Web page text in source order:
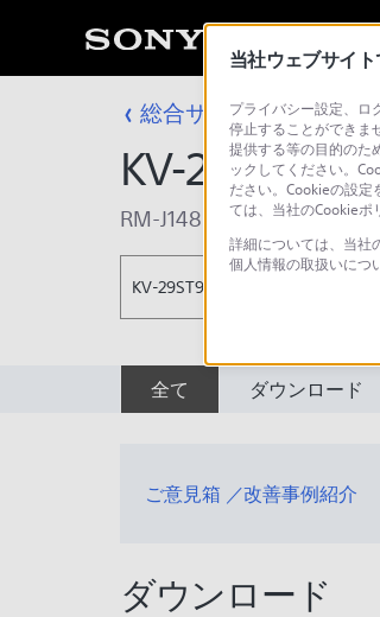
総合サポート・お問い
KV-29ST91S
RM-J148
KV-29ST91S
全て ダウンロード
ご意見箱 ／改善事例紹介
ダウンロード
当社ウェブサイ
プライバシー設定、ロ
停止することができま
提供する等の目的のた
ックしてください。
ださい。Cookieの設
ては、当社のCookieポ
詳細については、当社
個人情報の取扱いにつ